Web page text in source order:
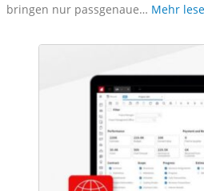
bringen nur passgenaue… Mehr